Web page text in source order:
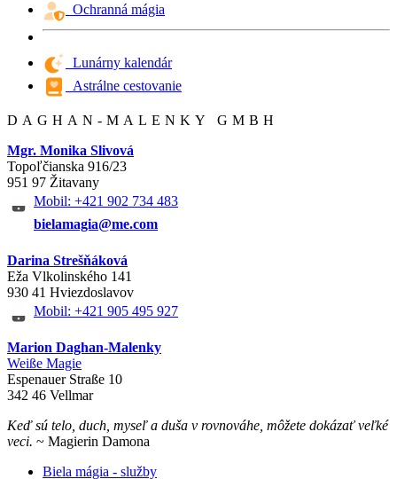
Ochranná mágia
Lunárny kalendár
Astrálne cestovanie
DAGHAN-MALENKY GMBH
Mgr. Monika Slivová
Topoľčianska 916/23
951 97 Žitavany
Mobil: +421 902 734 483
bielamagia@me.com
Darina Strešňáková
Eža Vlkolinského 141
930 41 Hviezdoslavov
Mobil: +421 905 495 927
Marion Daghan-Malenky
Weiße Magie
Espenauer Straße 10
342 46 Vellmar
Keď sú telo, duch, myseľ a duša v rovnováhe, môžete dokázať veľké
veci. ~ Magierin Damona
Biela mágia - služby